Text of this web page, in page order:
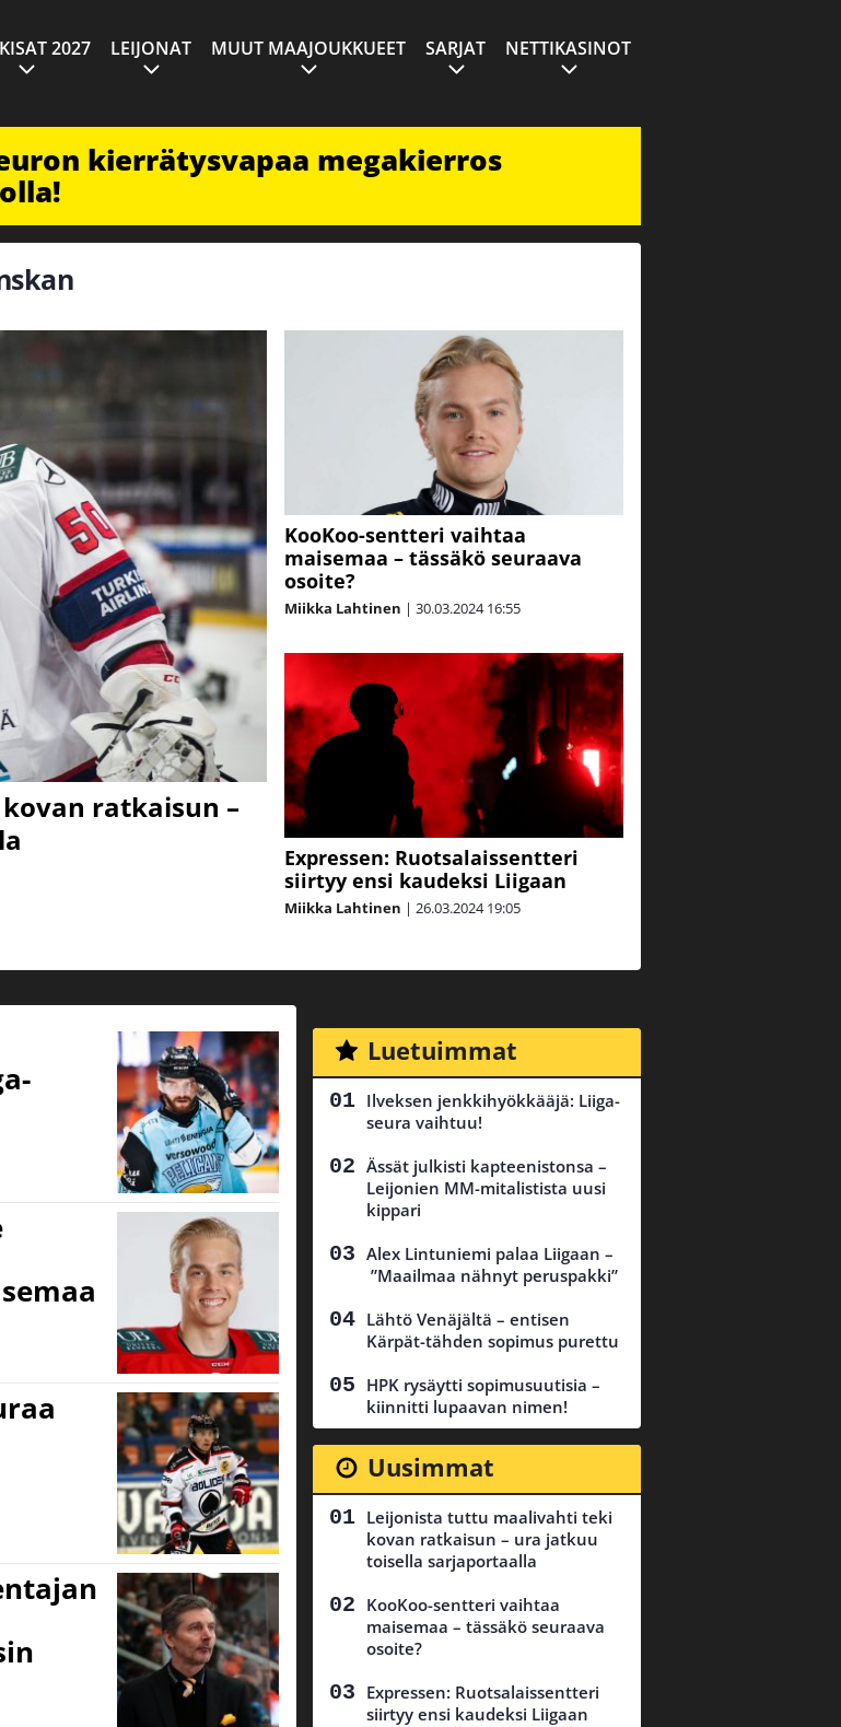
2027 LEIJONAT MUUT MAAJOUKKUEET SARJAT NETTIKASINOT
kierrätysvapaa megakierros
ratkaisun –
KooKoo-sentteri vaihtaa
maisemaa – tässäkö seuraava
osoite?
Miikka Lahtinen | 30.03.2024 16:55
Expressen: Ruotsalaissentteri
siirtyy ensi kaudeksi Liigaan
Miikka Lahtinen | 26.03.2024 19:05
Luetuimmat
Ilveksen jenkkihyökkääjä: Liiga-
seura vaihtuu!
Ässät julkisti kapteenistonsa –
Leijonien MM-mitalistista uusi
kippari
Alex Lintuniemi palaa Liigaan –
”Maailmaa nähnyt peruspakki”
Lähtö Venäjältä – entisen
Kärpät-tähden sopimus purettu
HPK rysäytti sopimusuutisia –
kiinnitti lupaavan nimen!
Uusimmat
Leijonista tuttu maalivahti teki
kovan ratkaisun – ura jatkuu
toisella sarjaportaalla
KooKoo-sentteri vaihtaa
maisemaa – tässäkö seuraava
osoite?
Expressen: Ruotsalaissentteri
siirtyy ensi kaudeksi Liigaan